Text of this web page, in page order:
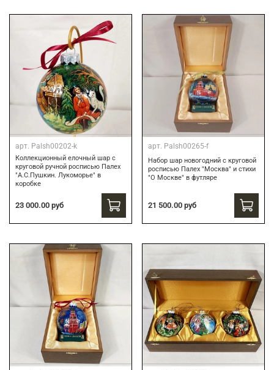
арт. Palsh00202-k
Коллекционный елочный шар с
круговой ручной росписью Палех
"А.С.Пушкин. Лукоморье" в
коробке
23 000.00 руб
арт. Palsh00265-f
Набор шар новогодний с круговой
росписью Палех "Москва" и стихи
"О Москве" в футляре
21 500.00 руб